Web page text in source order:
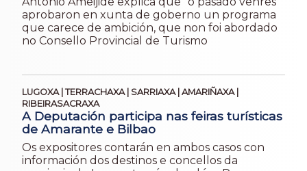
aprobaron en xunta de goberno un programa
que carece de ambición, que non foi abordado
no Consello Provincial de Turismo
LUGOXA | TERRACHAXA | SARRIAXA | AMARIÑAXA |
RIBEIRASACRAXA
A Deputación participa nas feiras turísticas
de Amarante e Bilbao
Os expositores contarán en ambos casos con
información dos destinos e concellos da